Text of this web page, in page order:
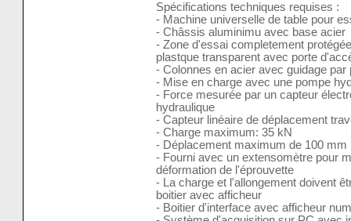
Spécifications techniques requises :
- Machine universelle de table pour
- Châssis aluminimu avec base acier
- Zone d'essai completement
plastque transparent avec porte
- Colonnes en acier avec guidage par
- Mise en charge avec une pompe
- Force mesurée par un capteur
hydraulique
- Capteur linéaire de déplacement
- Charge maximum: 35 kN
- Déplacement maximum de 100 mm
- Fourni avec un extensomètre pour
déformation de l'éprouvette
- La charge et l'allongement doivent
boitier avec afficheur
- Boitier d'interface avec afficheur